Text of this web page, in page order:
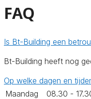
FAQ
Is Bt-Building een
Bt-Building heeft nog
Op welke dagen en
Maandag
08.30 -